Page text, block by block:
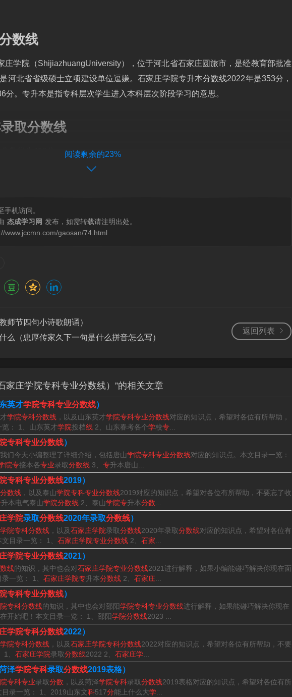
数线
庄学院（ShijiazhuangUniversity），位于河北省石家庄圆旅市，是经教育部批准
河北省省级硕士立项建设单位逗嫌。石家庄学院专升本分数线2022年是353分，
分。专升本是指专科层次学生进入本科层次阶段学习的意思。
取分数线
），位于河北省石家庄市，是经教育部批准建立的全日制普通本科院校。
师范学院，1959年更名为石家庄师范专科学校；2004年5月经教育部批准，石
学院；2016年，学校成为河北省省级硕士立项建设单位。
上级学联的领导、校团委的指导闹伏下代表广大学生利益的组织，是联系学生与
绍就暂时分享到这里吧，感谢你花时间阅读本站内容，更多关于石家庄学院专科
数线的信息别忘了在本站及时关注。
阅读剩余的23%
手机访问。
杰成学习网 发布，如需转载请注明出处。
www.jccmn.com/gaosan/74.html
返回列表
师节四句小诗歌朗诵）
么（忠厚传家久下一句是什么拼音怎么写）
家庄学院专科专业分数线）”的相关文章
英才学院专科专业分数线）
学院专科分数线 ，以及山东英才学院专科专业分数线对应的知识点，希望对各位有所帮助，
： 1、山东英才学院投档线 2、山东春考各个学校专
专科专业分数线）
们今天小编整理了详细介绍，包括唐山学院专科专业分数线对应的知识点。本文目录一览：
院专接本各专业录取分数线 3、 专升本唐山...
专科专业分数线2019）
数线 ，以及泰山学院专科专业分数线2019对应的知识点，希望对各位有所帮助，不要忘了收
升本电气泰山学院分数线 2、泰山学院专升本分数
学院录取分数线2020年录取分数线）
院专科分数线 ，以及石家庄学院录取分数线2020年录取分数线对应的知识点，希望对各位有
目录一览： 1、 石家庄学院专业分数线 2、 石家
学院专业分数线2021）
线的知识，其中也会对石家庄学院专业分数线2021进行解释，如果小编能碰巧解决你现在面
一览： 1、 石家庄学院专升本分数线 2、 石家庄
专科专业分数线）
专科分数线的知识，其中也会对邵阳学院专科专业分数线进行解释，如果能碰巧解决你现在
开始吧！本文目录一览： 1、邵阳学院分数线2023 ...
学院专科分数线2022）
院专科分数线 ，以及石家庄学院专科分数线2022对应的知识点，希望对各位有所帮助，不要
、 石家庄学院录取分数线2022 2、 石家庄学
菏泽学院专科录取分数线2019表格）
专科专业录取分数 ，以及菏泽学院专科录取分数线2019表格对应的知识点，希望对各位有所
录一览： 1、2019山东文科517分能上什么大学